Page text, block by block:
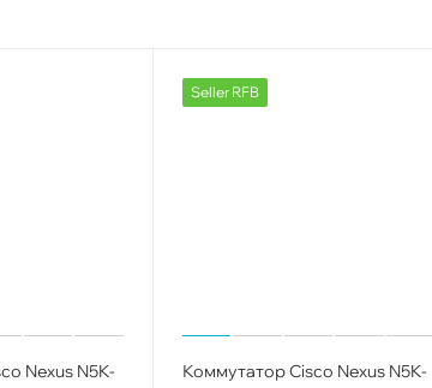
Nexus N5K-
Seller RFB
Коммутатор Cisco Nexus N5K-